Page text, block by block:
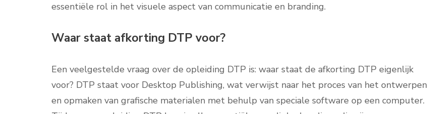
essentiële rol in het visuele aspect van communicatie en branding.
Waar staat afkorting DTP voor?
Een veelgestelde vraag over de opleiding DTP is: waar staat de afkorting DTP eigenlijk
voor? DTP staat voor Desktop Publishing, wat verwijst naar het proces van het ontwerpen
en opmaken van grafische materialen met behulp van speciale software op een computer.